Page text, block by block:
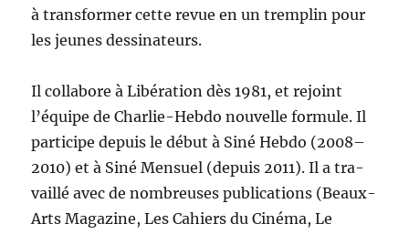
à trans­former cette revue en un trem­plin pour
les jeunes dessinateurs.
Il col­la­bore à Libéra­tion dès 1981, et rejoint
l’équipe de Char­lie-Heb­do nou­velle for­mule. Il
par­ticipe depuis le début à Siné Heb­do (2008–
2010) et à Siné Men­su­el (depuis 2011). Il a tra­
vail­lé avec de nom­breuses pub­li­ca­tions (Beaux-
Arts Mag­a­zine, Les Cahiers du Ciné­ma, Le